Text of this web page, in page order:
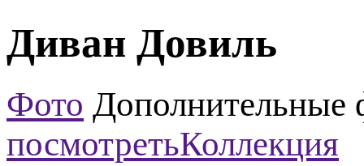
Диван Довиль
Фото Дополнительные
посмотретьКоллекция